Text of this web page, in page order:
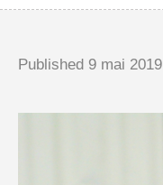
Published 9 mai 2019